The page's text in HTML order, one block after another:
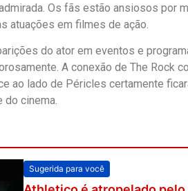
Os fãs estão ansiosos por
atuações em filmes de ação.
do ator em eventos e
A conexão de The Rock
ao lado de Péricles certamente
do cinema.
Sugerida para você